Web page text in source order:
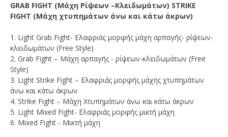
GRAB FIGHT (Μάχη Ρίψεων –Κλειδωμάτων) STRIKE
FIGHT (Μάχη χτυπημάτων άνω και κάτω άκρων)
1. Light Grab Fight- Ελαφριάς μορφής μάχη αρπαγής- ρίψεων-
κλειδωμάτων (Free Style)
2. Grab Fight – Μάχη αρπαγής - ρίψεων-κλειδωμάτων (Free
Style)
3. Light Strike Fight – Ελαφριάς μορφής μάχης χτυπημάτων
άνω και κάτω άκρων
4. Strike Fight – Μάχη Χτυπημάτων άνω και κάτω άκρων
5. Light Mixed Fight- Ελαφριάς μορφής μικτή μάχη
6. Mixed Fight - Μικτή μάχη